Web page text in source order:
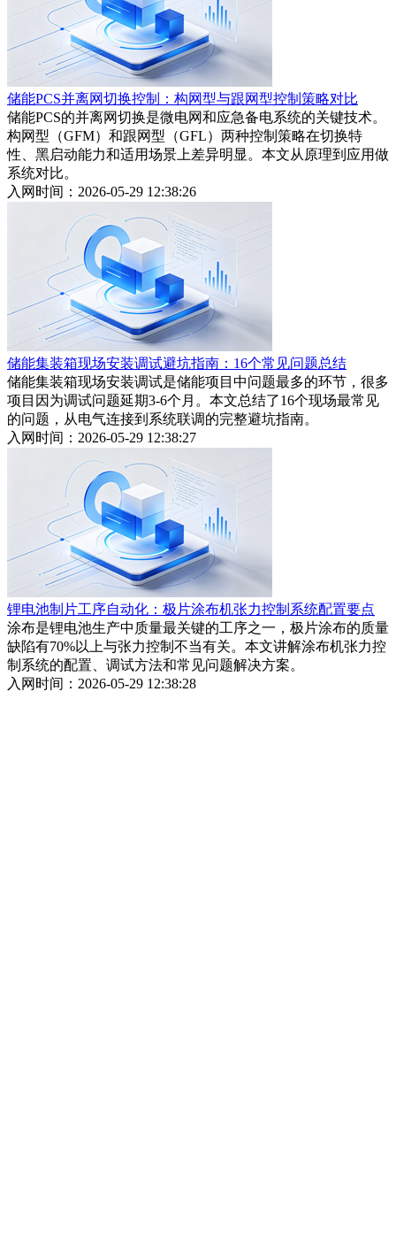
储能PCS并离网切换控制：构网型与跟网型控制策略对比
储能PCS的并离网切换是微电网和应急备电系统的关键技术。
构网型（GFM）和跟网型（GFL）两种控制策略在切换特
性、黑启动能力和适用场景上差异明显。本文从原理到应用做
系统对比。
入网时间：2026-05-29 12:38:26
储能集装箱现场安装调试避坑指南：16个常见问题总结
储能集装箱现场安装调试是储能项目中问题最多的环节，很多
项目因为调试问题延期3-6个月。本文总结了16个现场最常见
的问题，从电气连接到系统联调的完整避坑指南。
入网时间：2026-05-29 12:38:27
锂电池制片工序自动化：极片涂布机张力控制系统配置要点
涂布是锂电池生产中质量最关键的工序之一，极片涂布的质量
缺陷有70%以上与张力控制不当有关。本文讲解涂布机张力控
制系统的配置、调试方法和常见问题解决方案。
入网时间：2026-05-29 12:38:28